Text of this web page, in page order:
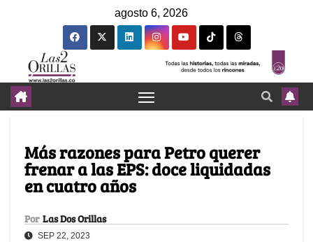
agosto 6, 2026
Más razones para Petro querer
frenar a las EPS: doce liquidadas
en cuatro años
Por Las Dos Orillas
SEP 22, 2023